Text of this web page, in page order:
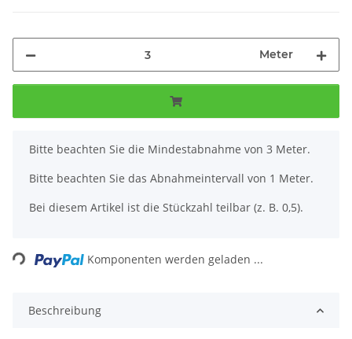
Meter
x
Bitte beachten Sie die Mindestabnahme von 3 Meter.
Bitte beachten Sie das Abnahmeintervall von 1 Meter.
Bei diesem Artikel ist die Stückzahl teilbar (z. B. 0,5).
Loading... Komponenten werden geladen ...
Beschreibung